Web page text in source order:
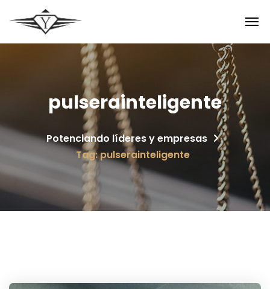
pulserainteligente
Potenciando líderes y empresas
Tag: pulserainteligente